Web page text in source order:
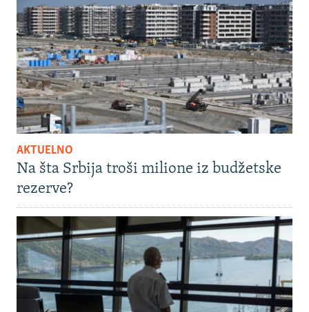
AKTUELNO
Na šta Srbija troši milione iz budžetske
rezerve?